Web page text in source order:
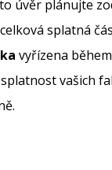
úvěr plánujte
splatná
vyřízena
vašich